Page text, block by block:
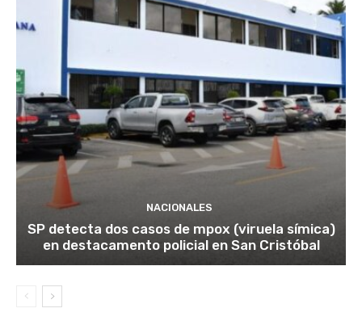
NACIONALES
SP detecta dos casos de mpox (viruela símica)
en destacamento policial en San Cristóbal